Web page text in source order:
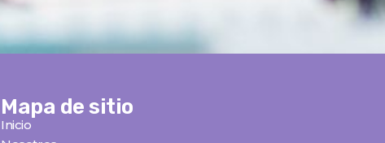
Mapa de sitio
Inicio